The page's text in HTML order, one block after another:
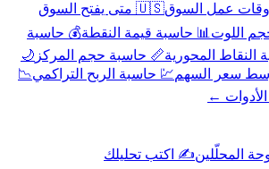
عمل السوق
🇺🇸 متى يفتح السوق
اللوت 📊 حاسبة قيمة النقطة💰 حاسبة
النقاط المحورية📏 حاسبة حجم المركز 🌙
سعر السهم💹 حاسبة الربح التراكمي📉
←
المحلّلين✍️ اكتب تحليلك